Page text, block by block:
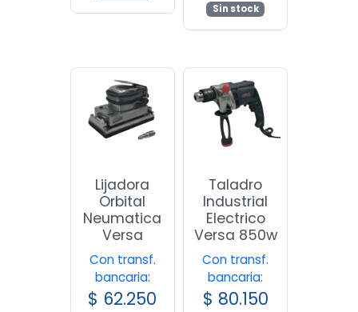
Sin stock
Lijadora
Orbital
Neumatica
Versa
Con transf.
bancaria:
$ 62.250
Taladro
Industrial
Electrico
Versa 850w
Con transf.
bancaria:
$ 80.150